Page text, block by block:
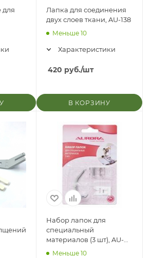
для
Лапка для соединения
двух слоев ткани, AU-138
Меньше 10
Характеристики
420 руб./шт
В КОРЗИНУ
Набор лапок для
специальный
материалов (3 шт), AU-
1022
Меньше 10